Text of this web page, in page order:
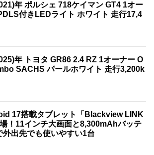
年 ポルシェ 718ケイマン GT4 1オー
付きLEDライト ホワイト 走行17,4
年 トヨタ GR86 2.4 RZ 1オーナー O
SACHS パールホワイト 走行3,200k
17搭載タブレット「Blackview LINK
！11インチ大画面と8,300mAhバッテ
外出先でも使いやすい1台